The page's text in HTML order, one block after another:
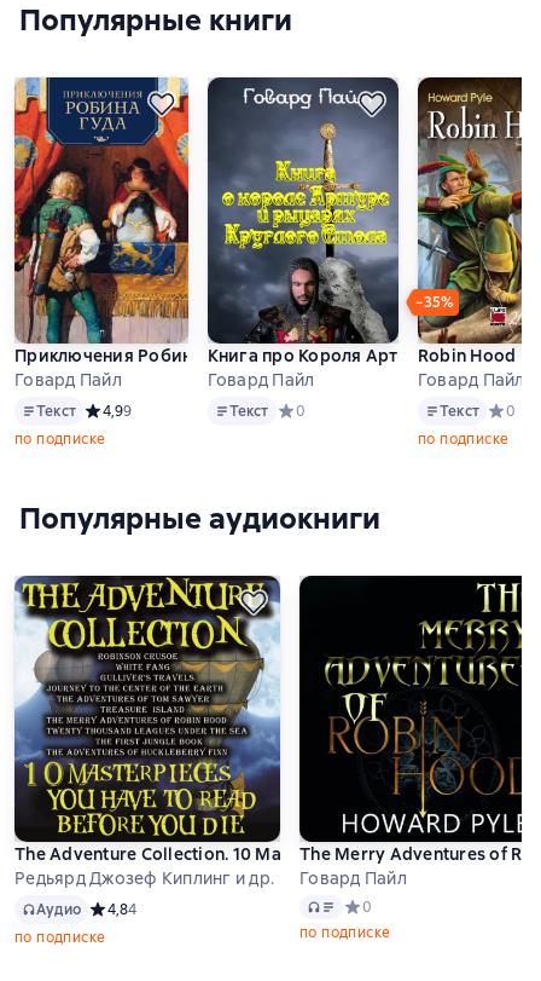
Популярные книги
Приключения Робина Гуда
Говард Пайл
Текст
Текст Средний рейтинг 4,9 на основе 9 оценок
4,99
по подписке
Книга про Короля Артура и рыцарей
Говард Пайл
Текст
Текст Средний рейтинг 0 на основе 0
0
−35%
Robin Hood
Говард Пайл
Текст
Текст
0
по подписке
Популярные аудиокниги
The Adventure Collection. 10 Masterpieces You Have to Read
Редьярд Джозеф Киплинг и др.
Аудио
Аудио Средний рейтинг 4,8 на основе 4 оценок
4,84
по подписке
The Merry Adventures of
Говард Пайл
Аудио Средний рейтинг 0 на
0
по подписке